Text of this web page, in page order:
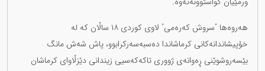
هەروەها "سروش کەرەمی" لاوی کوردی ١٨ ساڵان کە لە
خۆپیشاندانەکانی کرماشاندا دەسبەسەرکرابوو، پاش شەش مانگ
بێسەروشوێنی ڕەوانەی ژووری تاکەکەسیی زیندانی دێزڵاوای کرماشان